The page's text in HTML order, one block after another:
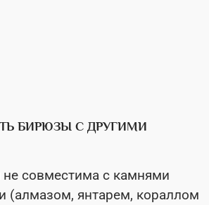
БИРЮЗЫ С ДРУГИМИ
совместима с камнями
(алмазом, янтарем, кораллом